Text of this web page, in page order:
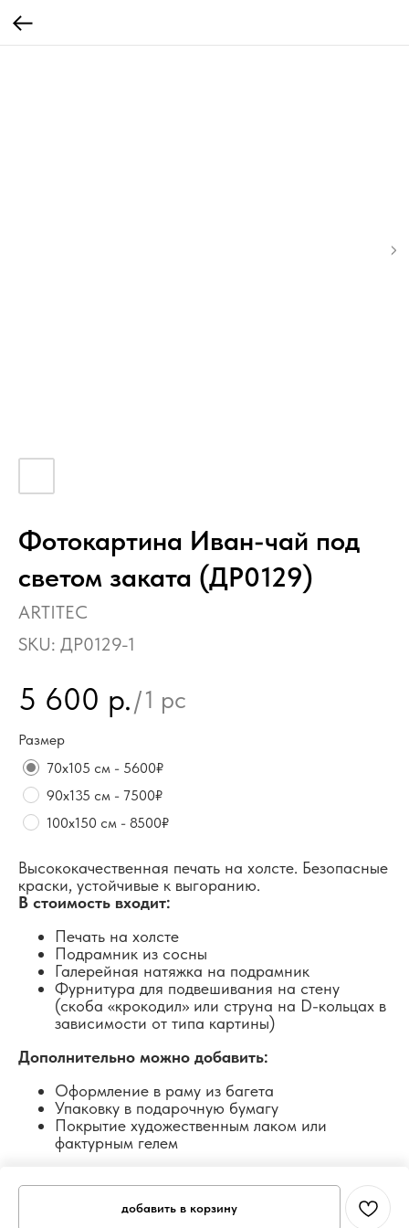
Фотокартина Иван-чай под
светом заката (ДР0129)
ARTITEC
SKU: ДР0129-1
5 600 р./1 pc
Размер
70х105 см - 5600₽
90х135 см - 7500₽
100х150 см - 8500₽
добавить в корзину
Высококачественная печать на холсте. Безопасные
краски, устойчивые к выгоранию.
В стоимость входит:
Печать на холсте
Подрамник из сосны
Галерейная натяжка на подрамник
Фурнитура для подвешивания на стену
(скоба «крокодил» или струна на D-кольцах в
зависимости от типа картины)
Дополнительно можно добавить:
Оформление в раму из багета
Упаковку в подарочную бумагу
Покрытие художественным лаком или
фактурным гелем